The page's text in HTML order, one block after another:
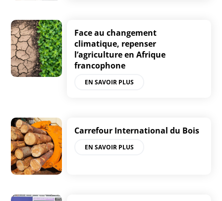
Face au changement
climatique, repenser
l’agriculture en Afrique
francophone
EN SAVOIR PLUS
Carrefour International du Bois
EN SAVOIR PLUS